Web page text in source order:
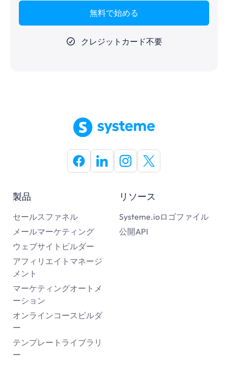
無料で始める
クレジットカード不要
製品
セールスファネル
メールマーケティング
ウェブサイトビルダー
アフィリエイトマネージ
メント
マーケティングオートメ
ーション
オンラインコースビルダ
ー
テンプレートライブラリ
ー
リソース
Systeme.ioロゴファイル
公開API